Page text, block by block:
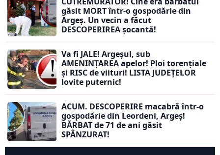
găsit MORT într-o gospodărie din
Argeș. Un vecin a făcut
DESCOPERIREA șocantă!
Va fi JALE! Argeșul, sub
AMENINȚAREA apelor! Ploi torențiale
și RISC de viituri! LISTA JUDEȚELOR
lovite puternic!
ACUM. DESCOPERIRE macabră într-o
gospodărie din Leordeni, Argeș!
BĂRBAT de 71 de ani găsit
SPÂNZURAT!